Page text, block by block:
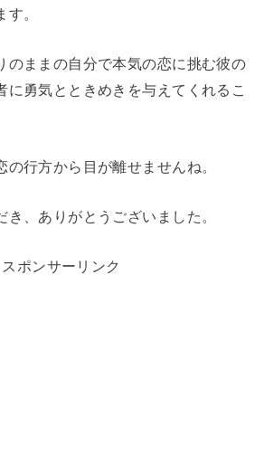
。
のままの自分で本気の恋に挑む彼の
に勇気とときめきを与えてくれるこ
行方から目が離せませんね。
、ありがとうございました。
スポンサーリンク